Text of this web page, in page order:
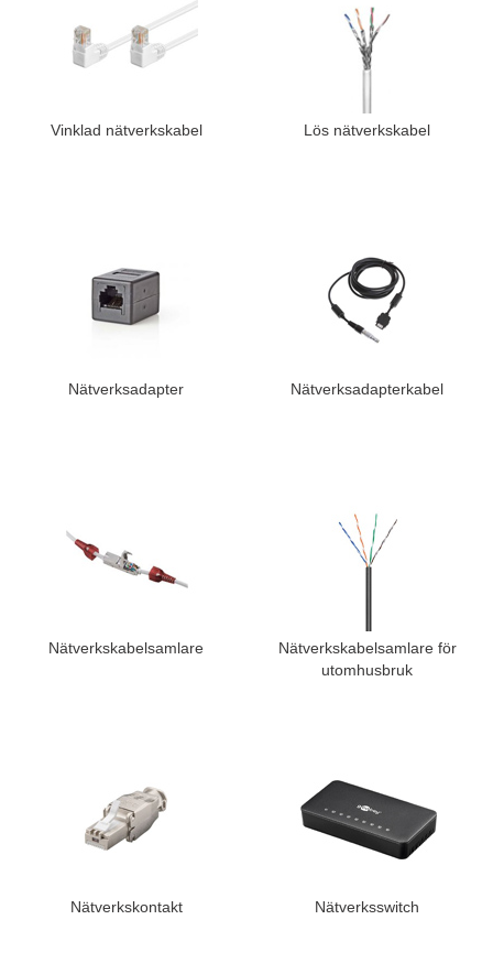
Vinklad nätverkskabel Lös nätverkskabel
Nätverksadapter Nätverksadapterkabel
Nätverkskabelsamlare
Nätverkskabelsamlare för
utomhusbruk
Nätverkskontakt Nätverksswitch